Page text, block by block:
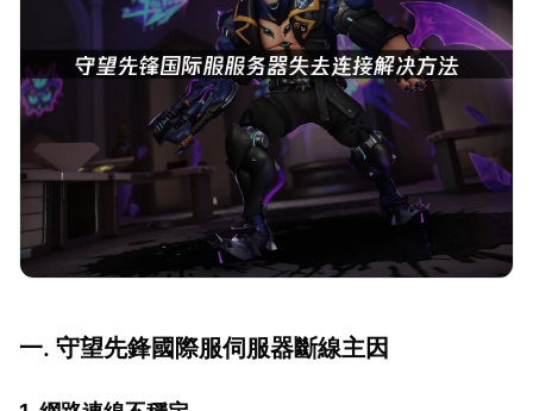
一. 守望先鋒國際服伺服器斷線主因